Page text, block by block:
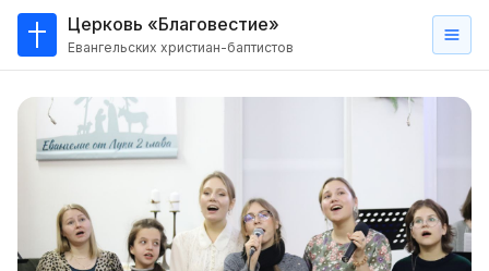
Церковь «Благовестие»
Евангельских христиан-баптистов
нас
Мы на карте